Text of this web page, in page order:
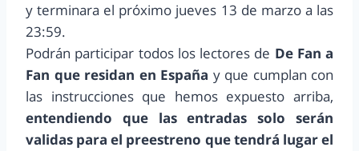
y terminara el próximo jueves 13 de marzo a las
23:59.
Podrán participar todos los lectores de De Fan a
Fan que residan en España y que cumplan con
las instrucciones que hemos expuesto arriba,
entendiendo que las entradas solo serán
validas para el preestreno que tendrá lugar el